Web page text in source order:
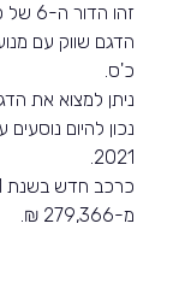
זהו הדור ה-6 של פולקסווגן טרנספורטר.
כ'ס.
ניתן למצוא את
2021.
מ-279,366 ₪.